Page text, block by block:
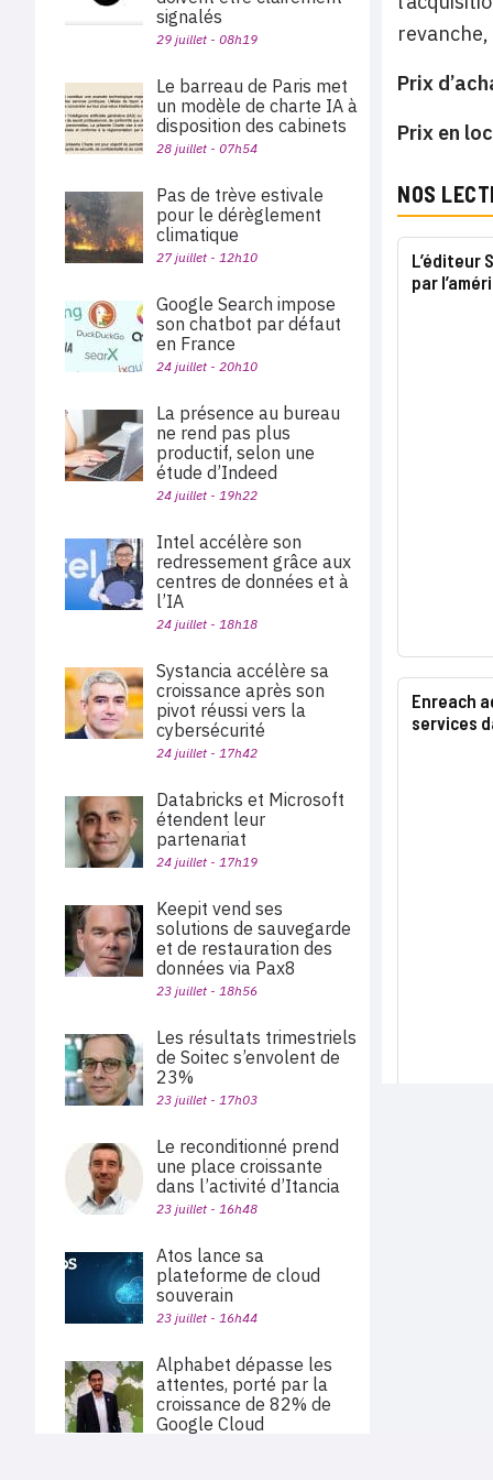
Prix
Prix en
NOS
L’éditeur
par
Enreach
services
signalés
29 juillet - 08h19
Le barreau de Paris met
un modèle de charte IA à
disposition des cabinets
28 juillet - 07h54
Pas de trève estivale
pour le dérèglement
climatique
27 juillet - 12h10
Google Search impose
son chatbot par défaut
en France
24 juillet - 20h10
La présence au bureau
ne rend pas plus
productif, selon une
étude d’Indeed
24 juillet - 19h22
Intel accélère son
redressement grâce aux
centres de données et à
l’IA
24 juillet - 18h18
Systancia accélère sa
croissance après son
pivot réussi vers la
cybersécurité
24 juillet - 17h42
Databricks et Microsoft
étendent leur
partenariat
24 juillet - 17h19
Keepit vend ses
solutions de sauvegarde
et de restauration des
données via Pax8
23 juillet - 18h56
Les résultats trimestriels
de Soitec s’envolent de
23%
23 juillet - 17h03
Le reconditionné prend
une place croissante
dans l’activité d’Itancia
23 juillet - 16h48
Atos lance sa
plateforme de cloud
souverain
23 juillet - 16h44
Alphabet dépasse les
attentes, porté par la
croissance de 82% de
Google Cloud